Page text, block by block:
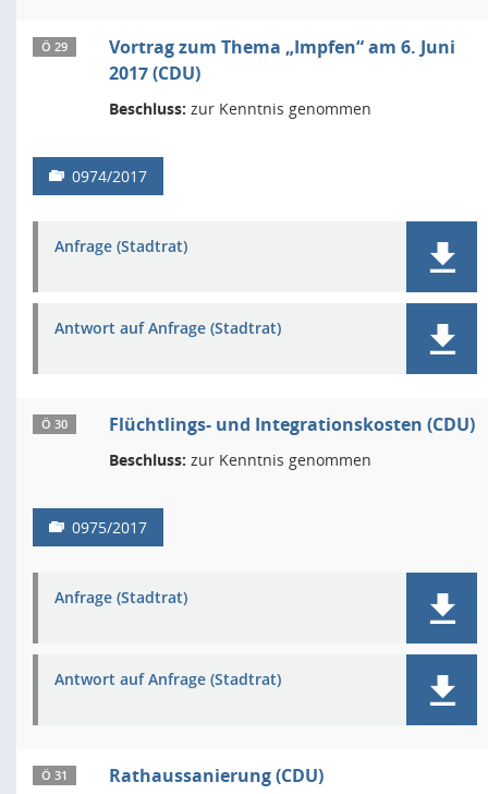
Ö 29
Vortrag zum Thema „Impfen“ am 6. Juni
2017 (CDU)
Beschluss: zur Kenntnis genommen
0974/2017
Anfrage (Stadtrat)
Antwort auf Anfrage (Stadtrat)
Ö 30 Flüchtlings- und Integrationskosten (CDU)
Beschluss: zur Kenntnis genommen
0975/2017
Anfrage (Stadtrat)
Antwort auf Anfrage (Stadtrat)
Ö 31 Rathaussanierung (CDU)